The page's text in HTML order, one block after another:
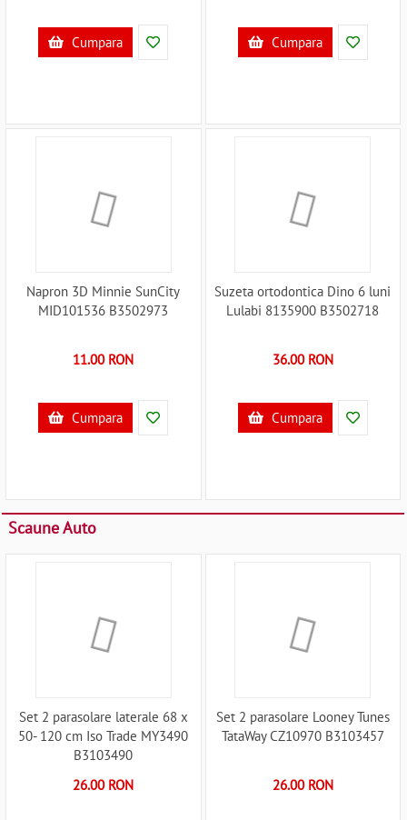
Cumpara Cumpara
Napron 3D Minnie SunCity
MID101536 B3502973
11.00 RON
Cumpara
Suzeta ortodontica Dino 6 luni
Lulabi 8135900 B3502718
36.00 RON
Cumpara
Scaune Auto
Set 2 parasolare laterale 68 x
50- 120 cm Iso Trade MY3490
B3103490
26.00 RON
Set 2 parasolare Looney Tunes
TataWay CZ10970 B3103457
26.00 RON